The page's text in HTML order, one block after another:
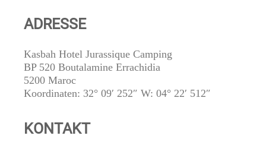
ADRESSE
Kasbah Hotel Jurassique Camping
BP 520 Boutalamine Errachidia
5200 Maroc
Koordinaten: 32° 09′ 252″ W: 04° 22′ 512″
KONTAKT